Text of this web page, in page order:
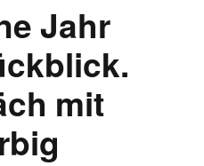
Jahr
mit